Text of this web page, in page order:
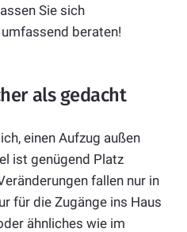
Sie sich
beraten!
als gedacht
einen Aufzug außen
ist genügend Platz
fallen nur in
für die Zugänge ins Haus
ähnliches wie im